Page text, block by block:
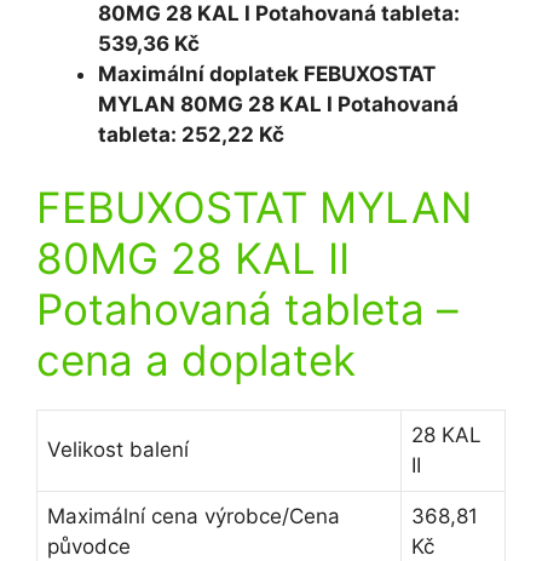
80MG 28 KAL I Potahovaná tableta:
539,36 Kč
Maximální doplatek FEBUXOSTAT
MYLAN 80MG 28 KAL I Potahovaná
tableta: 252,22 Kč
FEBUXOSTAT MYLAN
80MG 28 KAL II
Potahovaná tableta –
cena a doplatek
Velikost balení
28 KAL
II
Maximální cena výrobce/Cena
původce
368,81
Kč